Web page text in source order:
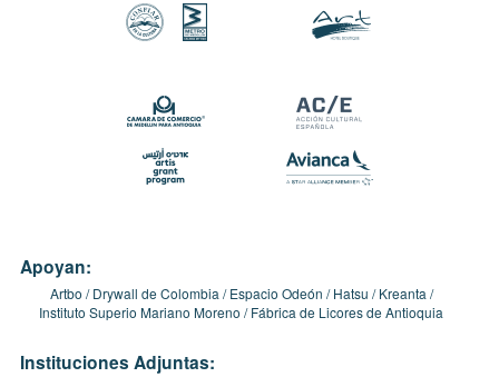
Apoyan:
Artbo Drywall de Colombia Espacio Odeón Hatsu
Kreanta
Instituto Superio Mariano Moreno
Fábrica de Licores de Antioquia
Instituciones Adjuntas: